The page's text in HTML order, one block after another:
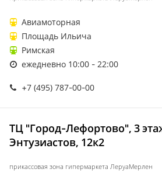
Авиамоторная
Площадь Ильича
Римская
ежедневно 10:00 - 22:00
+7 (495) 787-00-00
ТЦ "Город-Лефортово", 3
Энтузиастов, 12к2
прикассовая зона гипермаркета ЛеруаМерлен